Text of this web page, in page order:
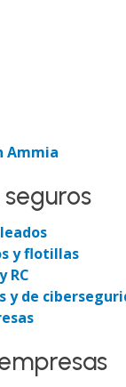
Ammia
y flotillas
RC
y de